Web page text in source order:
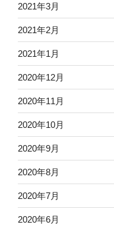
2021年3月
2021年2月
2021年1月
2020年12月
2020年11月
2020年10月
2020年9月
2020年8月
2020年7月
2020年6月